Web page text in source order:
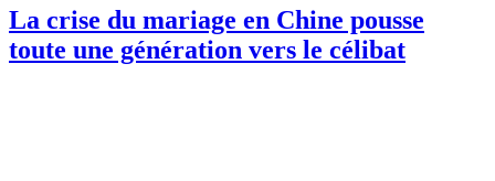
La crise du mariage en Chine pousse
toute une génération vers le célibat